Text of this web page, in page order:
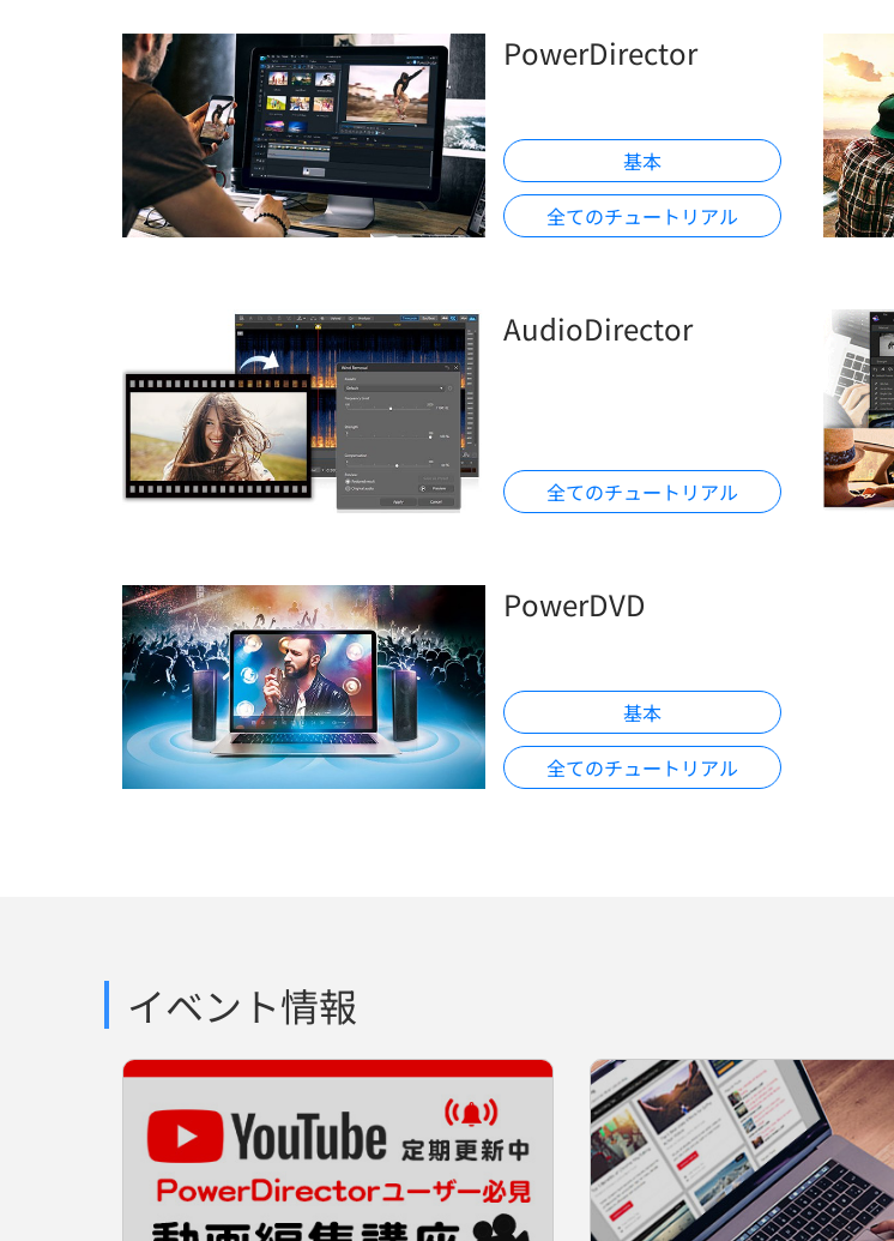
PowerDirector
基本
全てのチュートリアル
AudioDirector
全てのチュートリアル
PowerDVD
基本
全てのチュートリアル
イベント情報